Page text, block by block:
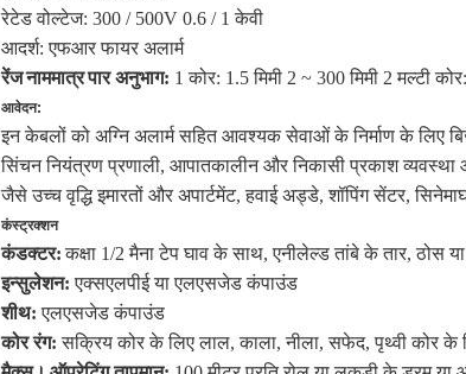
रेटेड वोल्टेज: 300 / 500V 0.6 / 1 केवी
आदर्श: एफआर फायर अलार्म
रेंजनाममात्रपार अनुभाग: 1 कोर: 1.5 मिमी 2 ~ 300 मिमी 2 मल्टी
आवेदन:
इन केबलों को अग्नि अलार्म सहित आवश्यक सेवाओं के निर्माण के लिए
सिंचन नियंत्रण प्रणाली, आपातकालीन और निकासी प्रकाश व्यवस्था
जैसे उच्च वृद्धि इमारतों और अपार्टमेंट, हवाई अड्डे, शॉपिंग सेंटर,
कंस्ट्रक्शन
कंडक्टर: कक्षा 1/2 मैना टेप घाव के साथ, एनीलेल्ड तांबे के तार, ठोस
इन्सुलेशन: एक्सएलपीई या एलएसजेड कंपाउंड
शीथ: एलएसजेड कंपाउंड
कोर रंग: सक्रिय कोर के लिए लाल, काला, नीला, सफेद, पृथ्वी कोर के